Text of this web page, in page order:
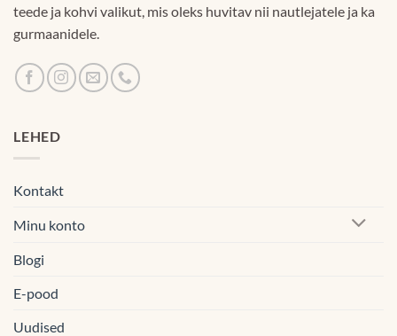
teede ja kohvi valikut, mis oleks huvitav nii nautlejatele ja ka
gurmaanidele.
LEHED
Kontakt
Minu konto
Blogi
E-pood
Uudised